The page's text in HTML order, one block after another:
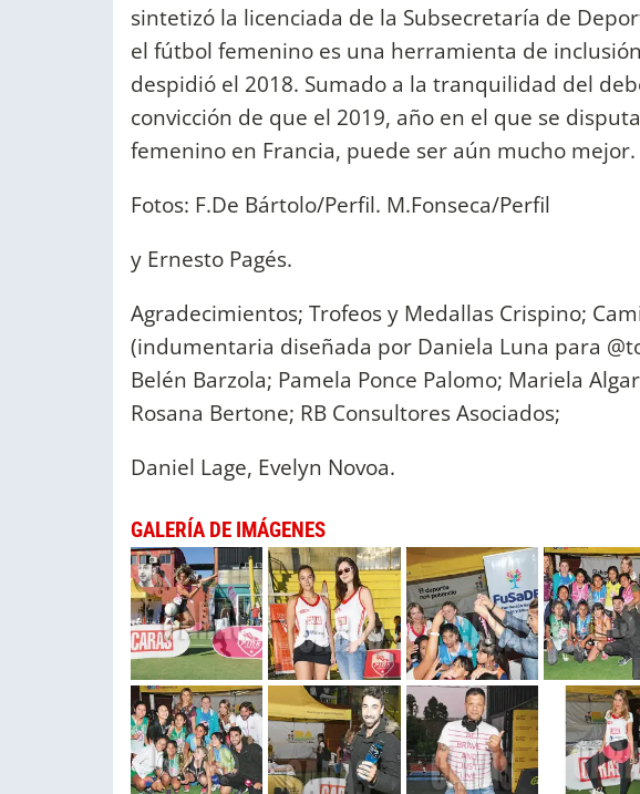
sintetizó la licenciada de la Subsecretaría de
el fútbol femenino es una herramienta de
despidió el 2018. Sumado a la tranquilidad del
convicción de que el 2019, año en el que se
femenino en Francia, puede ser aún mucho mejor.
Fotos: F.De Bártolo/Perfil. M.Fonseca/Perfil
y Ernesto Pagés.
Agradecimientos; Trofeos y Medallas Crispino;
(indumentaria diseñada por Daniela Luna para
Belén Barzola; Pamela Ponce Palomo; Mariela
Rosana Bertone; RB Consultores Asociados;
Daniel Lage, Evelyn Novoa.
GALERÍA DE IMÁGENES